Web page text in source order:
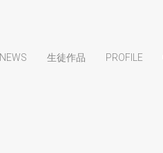
NEWS 生徒作品 PROFILE